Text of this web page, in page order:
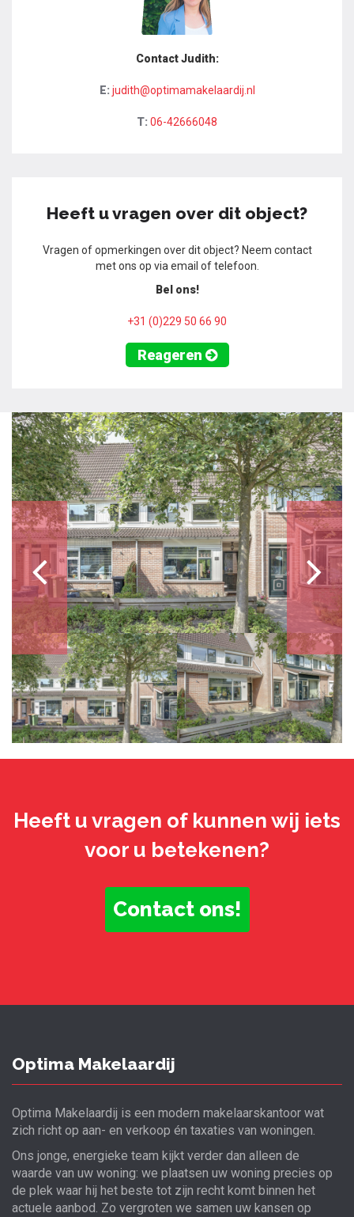
Contact Judith:
E: judith@optimamakelaardij.nl
T: 06-42666048
Heeft u vragen over dit object?
Vragen of opmerkingen over dit object? Neem contact
met ons op via email of telefoon.
Bel ons!
+31 (0)229 50 66 90
Reageren
Heeft u vragen of kunnen wij iets
voor u betekenen?
Contact ons!
Optima Makelaardij
Optima Makelaardij is een modern makelaarskantoor wat
zich richt op aan- en verkoop én taxaties van woningen.
Ons jonge, energieke team kijkt verder dan alleen de
waarde van uw woning: we plaatsen uw woning precies op
de plek waar hij het beste tot zijn recht komt binnen het
actuele aanbod. Zo vergroten we samen uw kansen op